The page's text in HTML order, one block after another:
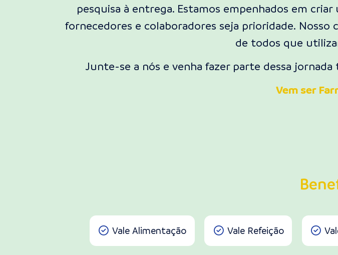
pesquisa à entrega. Estamos empenhados em
fornecedores e colaboradores seja prioridade. Nosso
de todos que
Junte-se a nós e venha fazer parte dessa
Vem ser
Vale Alimentação Vale Refeição